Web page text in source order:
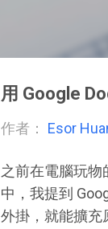
用 Google
作者： Esor
之前在電腦玩物
中，我提到
外掛，就能擴充